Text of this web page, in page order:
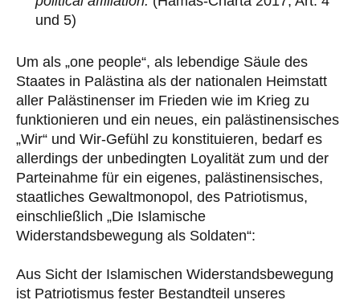
und 5)
Um als „one people“, als lebendige Säule des
Staates in Palästina als der nationalen Heimstatt
aller Palästinenser im Frieden wie im Krieg zu
funktionieren und ein neues, ein palästinensisches
„Wir“ und Wir-Gefühl zu konstituieren, bedarf es
allerdings der unbedingten Loyalität zum und der
Parteinahme für ein eigenes, palästinensisches,
staatliches Gewaltmonopol, des Patriotismus,
einschließlich „Die Islamische
Widerstandsbewegung als Soldaten“:
Aus Sicht der Islamischen Widerstandsbewegung
ist Patriotismus fester Bestandteil unseres